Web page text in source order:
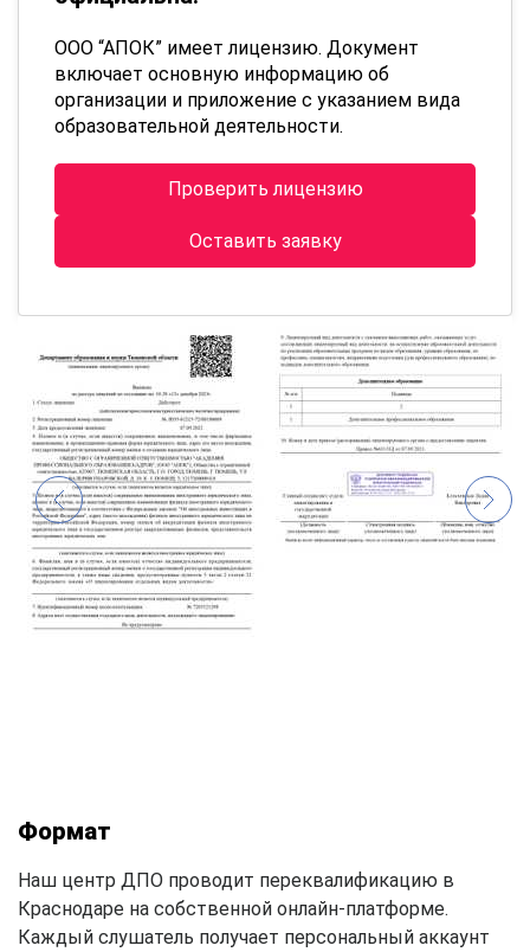
ООО “АПОК” имеет лицензию. Документ
включает основную информацию об
организации и приложение с указанием вида
образовательной деятельности.
Проверить лицензию
Оставить заявку
Формат
Наш центр ДПО проводит переквалификацию в
Краснодаре на собственной онлайн-платформе.
Каждый слушатель получает персональный аккаунт